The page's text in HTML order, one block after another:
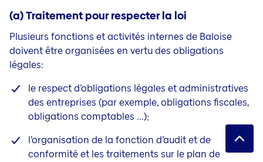
(a) Traitement pour respecter la loi
Plusieurs fonctions et activités internes de Baloise
doivent être organisées en vertu des obligations
légales:
le respect d’obligations légales et administratives
des entreprises (par exemple, obligations fiscales,
obligations comptables ...);
l’organisation de la fonction d’audit et de
conformité et les traitements sur le plan de